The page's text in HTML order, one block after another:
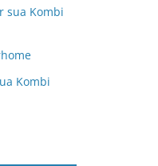
sua Kombi
Kombi